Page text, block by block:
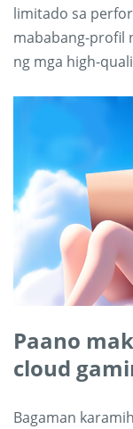
limitado sa
mababang-profil
ng mga high-
Paano
cloud
Bagaman